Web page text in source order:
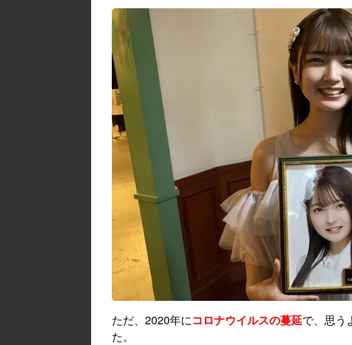
ただ、2020年にコロナウイルスの蔓延で、思う
た。